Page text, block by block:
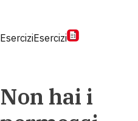
EserciziEsercizi
Non hai i